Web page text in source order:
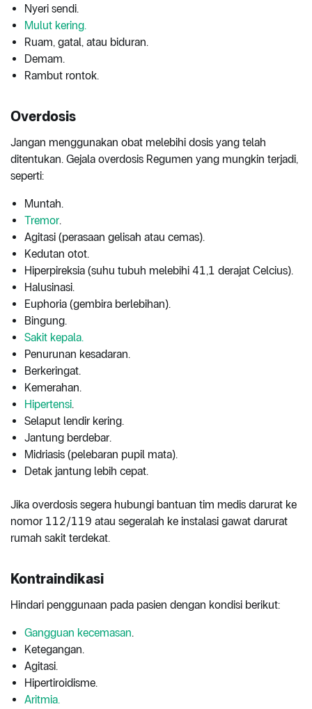
Nyeri sendi.
Mulut kering.
Ruam, gatal, atau biduran.
Demam.
Rambut rontok.
Overdosis
Jangan menggunakan obat melebihi dosis yang telah
ditentukan. Gejala overdosis Regumen yang mungkin terjadi,
seperti:
Muntah.
Tremor.
Agitasi (perasaan gelisah atau cemas).
Kedutan otot.
Hiperpireksia (suhu tubuh melebihi 41,1 derajat Celcius).
Halusinasi.
Euphoria (gembira berlebihan).
Bingung.
Sakit kepala.
Penurunan kesadaran.
Berkeringat.
Kemerahan.
Hipertensi.
Selaput lendir kering.
Jantung berdebar.
Midriasis (pelebaran pupil mata).
Detak jantung lebih cepat.
Jika overdosis segera hubungi bantuan tim medis darurat ke
nomor 112/119 atau segeralah ke instalasi gawat darurat
rumah sakit terdekat.
Kontraindikasi
Hindari penggunaan pada pasien dengan kondisi berikut:
Gangguan kecemasan.
Ketegangan.
Agitasi.
Hipertiroidisme.
Aritmia.